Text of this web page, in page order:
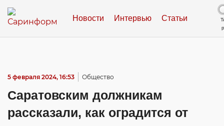
Новости Интервью Статьи
5 февраля 2024, 16:53 Общество
Саратовским должникам
рассказали, как оградится от